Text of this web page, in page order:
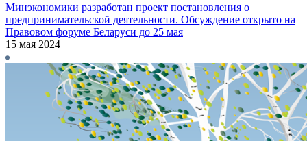
Минэкономики разработан проект постановления о
предпринимательской деятельности. Обсуждение открыто на
Правовом форуме Беларуси до 25 мая
15 мая 2024